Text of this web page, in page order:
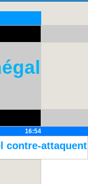
16:54